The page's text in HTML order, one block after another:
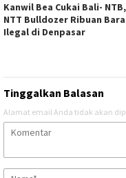
Kanwil Bea Cukai Bali- NTB,
NTT Bulldozer Ribuan
Ilegal di Denpasar
Tinggalkan Balasan
Alamat email Anda tidak akan